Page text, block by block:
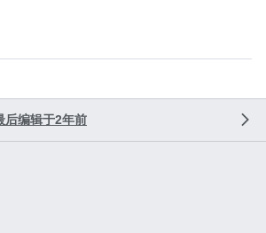
后编辑于2年前